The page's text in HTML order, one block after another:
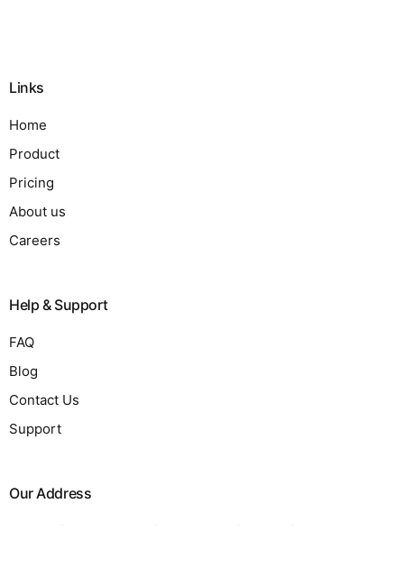
Links
Home
Product
Pricing
About us
Careers
Help & Support
FAQ
Blog
Contact Us
Support
Our Address
2190 Lojiho Terrace, Mirpur, Equal Licensed in 50 states.